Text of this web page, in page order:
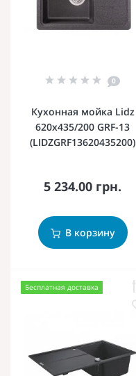
0
Кухонная мойка Lidz
620x435/200 GRF-13
(LIDZGRF13620435200)
5 234.00 грн.
В корзину
Бесплатная доставка